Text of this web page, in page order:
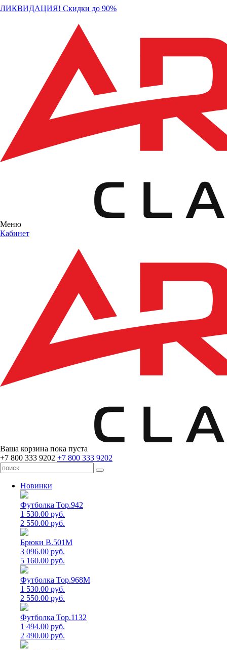
ЛИКВИДАЦИЯ! Скидки до 90%
Меню
Кабинет
Ваша корзина пока пуста
+7 800 333 9202 +7 800 333 9202
Новинки
Футболка Top.942
1 530.00 руб.
2 550.00 руб.
Брюки B.501M
3 096.00 руб.
5 160.00 руб.
Футболка Top.968M
1 530.00 руб.
2 550.00 руб.
Футболка Top.1132
1 494.00 руб.
2 490.00 руб.